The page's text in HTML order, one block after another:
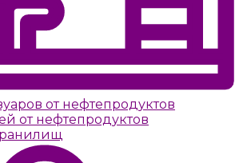
от нефтепродуктов
от нефтепродуктов